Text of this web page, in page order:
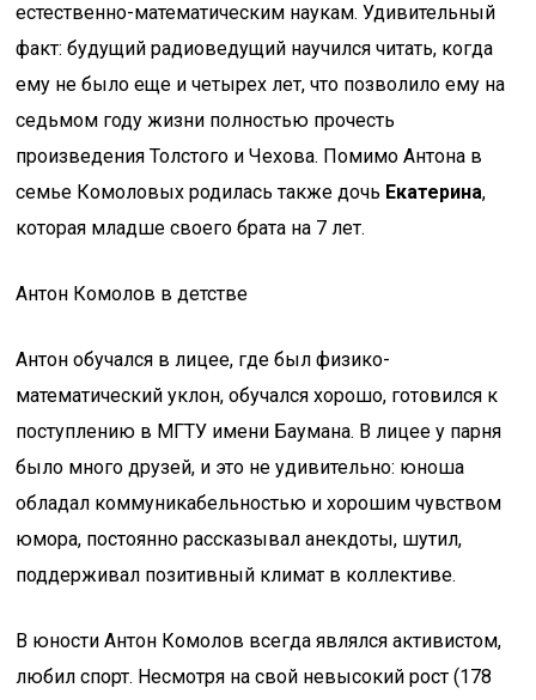
естественно-математическим наукам. Удивительный
факт: будущий радиоведущий научился читать, когда
ему не было еще и четырех лет, что позволило ему на
седьмом году жизни полностью прочесть
произведения Толстого и Чехова. Помимо Антона в
семье Комоловых родилась также дочь Екатерина,
которая младше своего брата на 7 лет.
Антон Комолов в детстве
Антон обучался в лицее, где был физико-
математический уклон, обучался хорошо, готовился к
поступлению в МГТУ имени Баумана. В лицее у парня
было много друзей, и это не удивительно: юноша
обладал коммуникабельностью и хорошим чувством
юмора, постоянно рассказывал анекдоты, шутил,
поддерживал позитивный климат в коллективе.
В юности Антон Комолов всегда являлся активистом,
любил спорт. Несмотря на свой невысокий рост (178